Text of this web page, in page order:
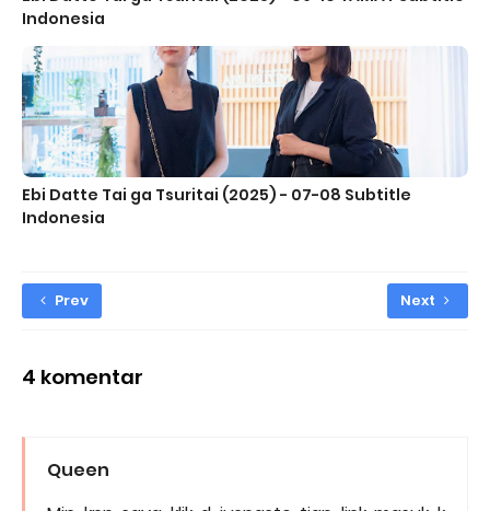
Indonesia
Ebi Datte Tai ga Tsuritai (2025) - 07-08 Subtitle
Indonesia
Prev Next
4 komentar
Queen